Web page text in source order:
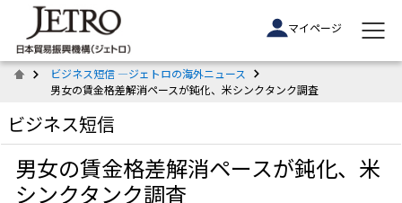
マイページ
ビジネス短信 ―ジェトロの海外ニュース
男女の賃金格差解消ペースが鈍化、米シンクタンク調査
ビジネス短信
男女の賃金格差解消ペースが鈍化、米
シンクタンク調査